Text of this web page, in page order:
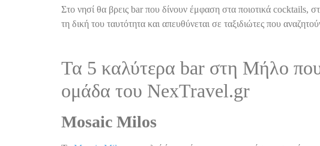
Στο νησί θα βρεις bar που δίνουν έμφαση στα ποιοτικά cocktails,
τη δική του ταυτότητα και απευθύνεται σε ταξιδιώτες που
Τα 5 καλύτερα bar στη Μήλο που
ομάδα του NexTravel.gr
Mosaic Milos